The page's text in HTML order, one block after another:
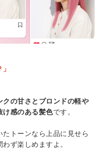
クの甘さとブロンドの軽や
け感のある髪色です。
トーンなら上品に見せら
ず楽しめますよ。